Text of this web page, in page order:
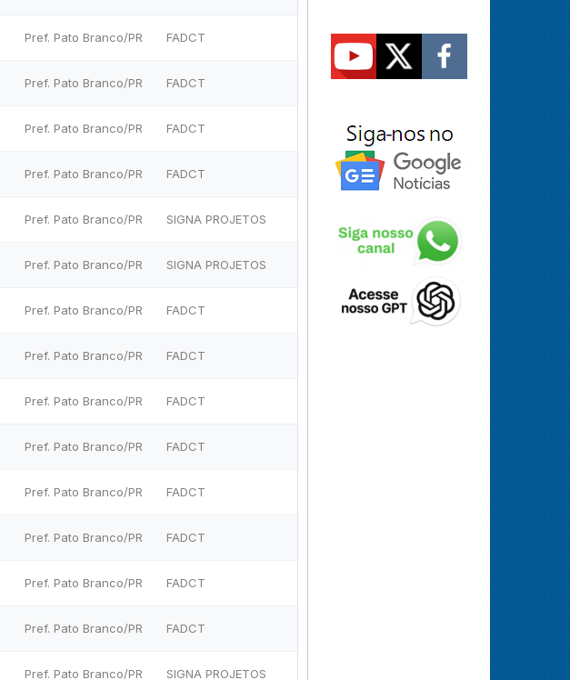
Pref. Pato Branco/PR FADCT
Pref. Pato Branco/PR FADCT
Pref. Pato Branco/PR FADCT
Pref. Pato Branco/PR FADCT
Pref. Pato Branco/PR SIGNA PROJETOS
Pref. Pato Branco/PR SIGNA PROJETOS
Pref. Pato Branco/PR FADCT
Pref. Pato Branco/PR FADCT
Pref. Pato Branco/PR FADCT
Pref. Pato Branco/PR FADCT
Pref. Pato Branco/PR FADCT
Pref. Pato Branco/PR FADCT
Pref. Pato Branco/PR FADCT
Pref. Pato Branco/PR FADCT
Pref. Pato Branco/PR SIGNA PROJETOS